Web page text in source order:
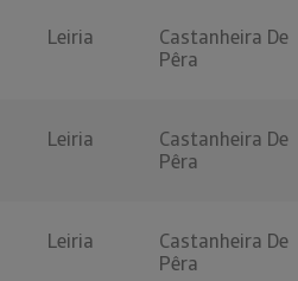
Leiria
Castanheira De
Pêra
Leiria
Castanheira De
Pêra
Leiria
Castanheira De
Pêra